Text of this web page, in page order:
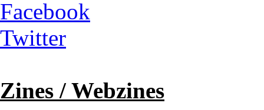
Facebook
Twitter
Zines / Webzines